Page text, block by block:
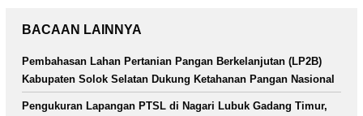
BACAAN LAINNYA
Pembahasan Lahan Pertanian Pangan Berkelanjutan (LP2B)
Kabupaten Solok Selatan Dukung Ketahanan Pangan Nasional
Pengukuran Lapangan PTSL di Nagari Lubuk Gadang Timur,